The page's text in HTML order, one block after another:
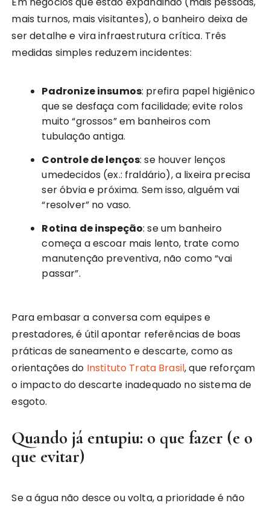
mais turnos, mais visitantes), o banheiro deixa de
ser detalhe e vira infraestrutura crítica. Três
medidas simples reduzem incidentes:
Padronize insumos: prefira papel higiênico
que se desfaça com facilidade; evite rolos
muito “grossos” em banheiros com
tubulação antiga.
Controle de lenços: se houver lenços
umedecidos (ex.: fraldário), a lixeira precisa
ser óbvia e próxima. Sem isso, alguém vai
“resolver” no vaso.
Rotina de inspeção: se um banheiro
começa a escoar mais lento, trate como
manutenção preventiva, não como “vai
passar”.
Para embasar a conversa com equipes e
prestadores, é útil apontar referências de boas
práticas de saneamento e descarte, como as
orientações do Instituto Trata Brasil, que reforçam
o impacto do descarte inadequado no sistema de
esgoto.
Quando já entupiu: o que fazer (e o
que evitar)
Se a água não desce ou volta, a prioridade é não